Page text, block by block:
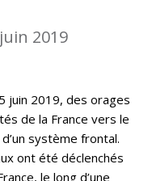
2019
juin 2019, des orages
de la France vers le
système frontal.
ont été déclenchés
le long d’une